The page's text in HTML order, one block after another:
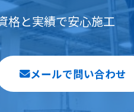
格と実績で安心施工
メールで問い合わせ